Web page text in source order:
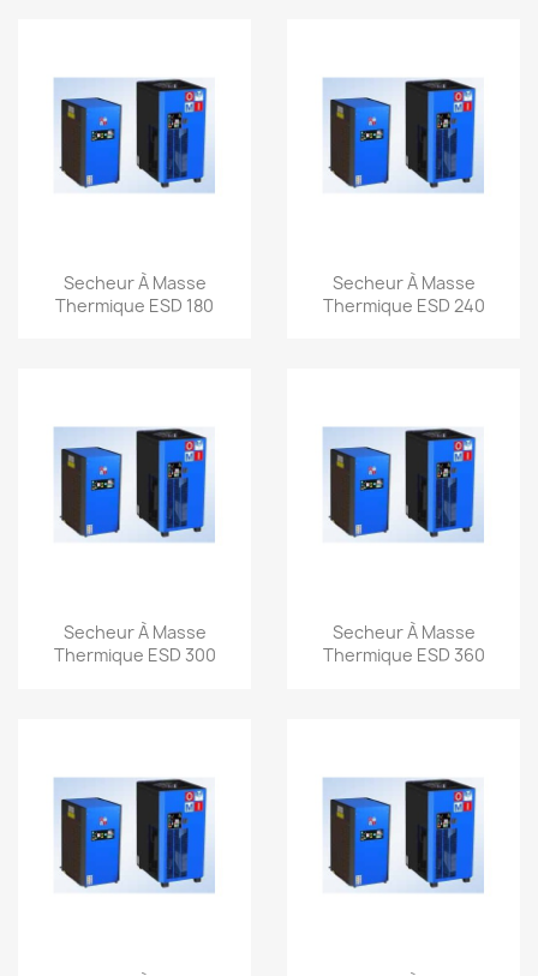
Aperçu rapide
Secheur À Masse
Thermique ESD 180
Aperçu rapide
Secheur À Masse
Thermique ESD 240
Aperçu rapide
Secheur À Masse
Thermique ESD 300
Aperçu rapide
Secheur À Masse
Thermique ESD 360